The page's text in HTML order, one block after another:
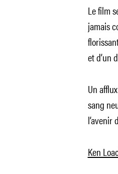
Le film
jamais
et d’un
Un
sang
Ken